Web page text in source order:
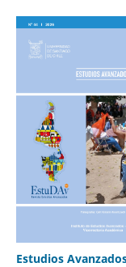
Estudios